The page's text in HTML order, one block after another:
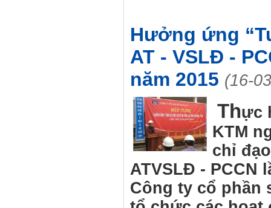
Hưởng ứng
AT - VSLĐ -
năm 2015 (16-
Thực
KTM
chỉ
ATVSLĐ - PCCN
Công ty cổ phần